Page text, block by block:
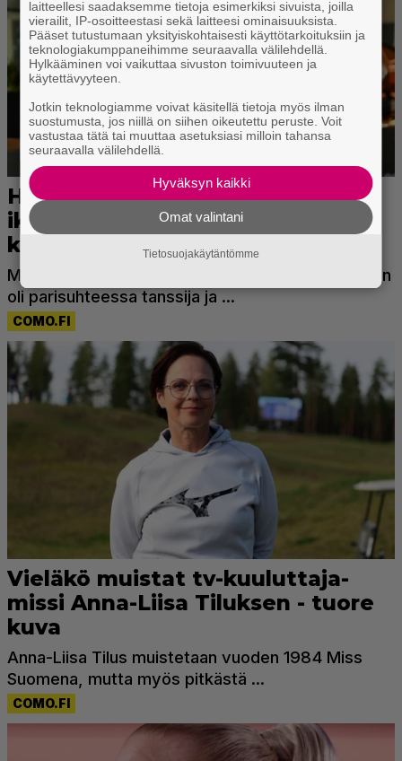
laitteellesi saadaksemme tietoja esimerkiksi sivuista, joilla
vierailit, IP-osoitteestasi sekä laitteesi ominaisuuksista.
Pääset tutustumaan yksityiskohtaisesti käyttötarkoituksiin ja
teknologiakumppaneihimme seuraavalla välilehdellä.
Hylkääminen voi vaikuttaa sivuston toimivuuteen ja
käytettävyyteen.
Jotkin teknologiamme voivat käsitellä tietoja myös ilman
suostumusta, jos niillä on siihen oikeutettu peruste. Voit
vastustaa tätä tai muuttaa asetuksiasi milloin tahansa
seuraavalla välilehdellä.
Hyväksyn kaikki
Omat valintani
Tietosuojakäytäntömme